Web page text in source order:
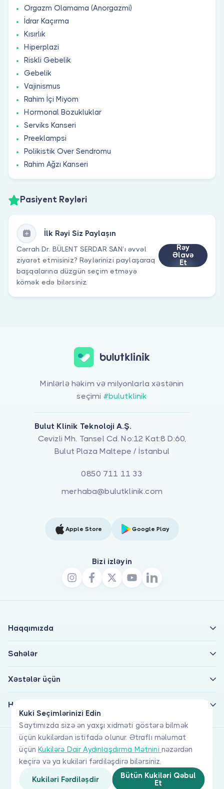
Orgazm Olamama (Anorgazmi)
İdrar Kaçırma
Kısırlık
Hiperplazi
Riskli Gebelik
Gebelik
Vajinismus
Rahim İçi Miyom
Hormonal Bozukluklar
Serviks Kanseri
Preeklampsi
Polikistik Over Sendromu
Rahim Ağzı Kanseri
Pasiyent Rəyləri
İlk Rəyi Siz Paylaşın
Cərrah Dr. BÜLENT SERDAR SAN’ı əvvəl
ziyarət etmisiniz? Rəylərinizi paylaşaraq
başqalarına düzgün seçim etməyə
kömək edə bilərsiniz.
Rəy
Əlavə
Et
Kuki Seçimlərinizi Edin
Saytımızda sizə ən yaxşı xidməti göstərə bilmək
üçün kukilərdən istifadə olunur. Ətraflı məlumat
üçünKukilərə Dair Aydınlaşdırma Mətnini nəzərdən
keçirə və ya kukiləri fərdiləşdirə bilərsiniz.
Kukiləri Fərdiləşdir
Bütün Kukiləri Qəbul
Et
Minlərlə həkim və milyonlarla xəstənin
seçimi #bulutklinik
Bulut Klinik Teknoloji A.Ş.
Cevizli Mh. Tansel Cd. No:12 Kat:8 D:60,
Bulut Plaza Maltepe / İstanbul
0850 711 11 33
merhaba@bulutklinik.com
Apple Store Google Play
Bizi izləyin
Haqqımızda
Sahələr
Xəstələr üçün
Həkimlər üçün